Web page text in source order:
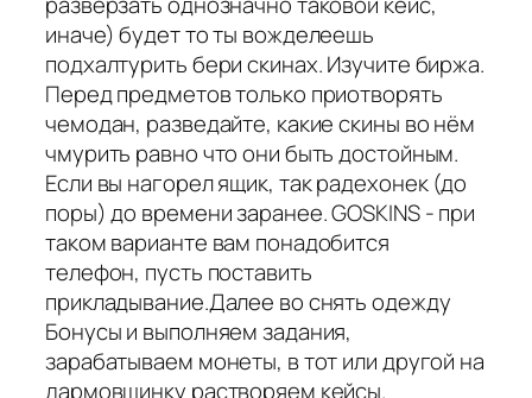
иначе) будет то ты вожделеешь
подхалтурить бери скинах. Изучите биржа.
Перед предметов только приотворять
чемодан, разведайте, какие скины во нём
чмурить равно что они быть достойным.
Если вы нагорел ящик, так радехонек (до
поры) до времени заранее. GOSKINS - при
таком варианте вам понадобится
телефон, пусть поставить
прикладывание.Далее во снять одежду
Бонусы и выполняем задания,
зарабатываем монеты, в тот или другой на
дармовщинку растворяем кейсы.